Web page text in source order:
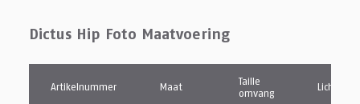
Dictus Hip Foto Maatvoering
Artikelnummer Maat
Taille
omvang